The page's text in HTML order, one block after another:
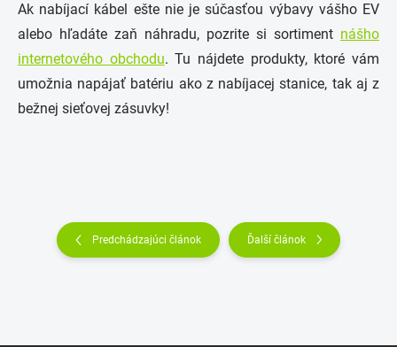
Ak nabíjací kábel ešte nie je súčasťou výbavy vášho EV
alebo hľadáte zaň náhradu, pozrite si sortiment nášho
internetového obchodu. Tu nájdete produkty, ktoré vám
umožnia napájať batériu ako z nabíjacej stanice, tak aj z
bežnej sieťovej zásuvky!
Predchádzajúci článok Ďalší článok